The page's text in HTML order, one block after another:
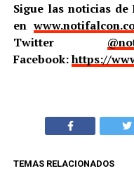
Sigue las noticias
en
Twitter
Facebook:https://
TEMAS RELACIONADOS